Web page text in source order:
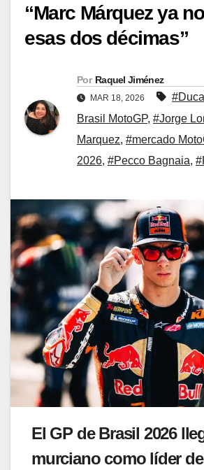
“Marc Márquez ya
esas dos décimas”
Por Raquel Jiménez
MAR 18, 2026
Brasil MotoGP, #Jorge
Marquez, #mercado
2026, #Pecco Bagnaia,
El GP de Brasil 2026
murciano como líder